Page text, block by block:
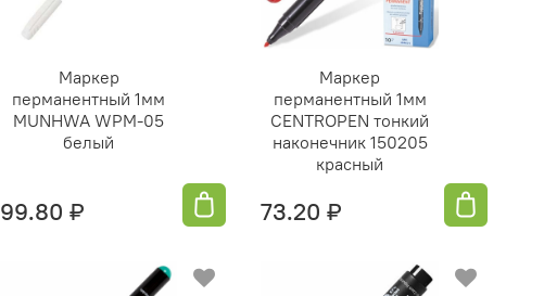
Маркер
перманентный 1мм
MUNHWA WPM-05
белый
99.80 ₽
Маркер
перманентный 1мм
СENTROPEN тонкий
наконечник 150205
красный
73.20 ₽